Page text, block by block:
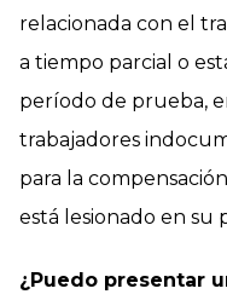
relacionada con el
a tiempo parcial o
período de prueba,
trabajadores
para la
está lesionado en su
¿Puedo presentar